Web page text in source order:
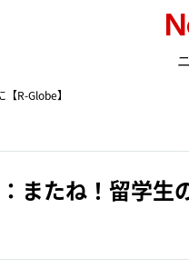
R-Globe】
またね！留学生